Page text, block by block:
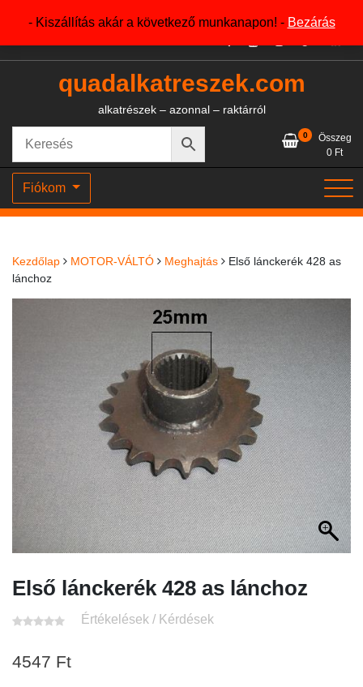
- Kiszállítás akár a következő munkanapon! - Bezárás
+36204327386
quadalkatreszek.com
alkatrészek – azonnal – raktárról
0
Összeg
0 Ft
Fiókom
Kezdőlap MOTOR-VÁLTÓ Meghajtás
Első lánckerék 428 as
lánchoz
Első lánckerék 428 as lánchoz
Értékelések / Kérdések
4547 Ft